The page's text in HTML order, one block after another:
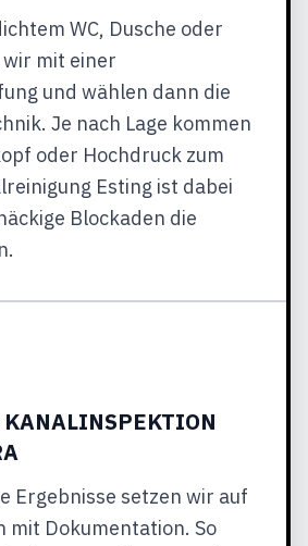
WC, Dusche oder
mit einer
und wählen dann die
Je nach Lage kommen
oder Hochdruck zum
Esting ist dabei
Blockaden die
KANALINSPEKTION
Ergebnisse setzen wir auf
mit Dokumentation. So